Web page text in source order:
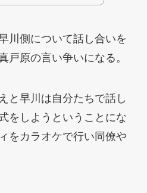
川側について話し合いを
戸原の言い争いになる。
と早川は自分たちで話し
をしようということにな
をカラオケで行い同僚や